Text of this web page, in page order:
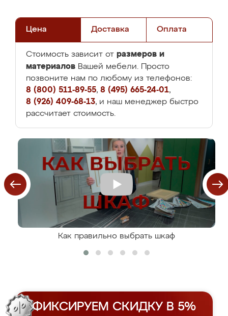
Цена Доставка Оплата
Стоимость зависит от размеров и
материалов Вашей мебели. Просто
позвоните нам по любому из телефонов:
8 (800) 511-89-55, 8 (495) 665-24-01,
8 (926) 409-68-13, и наш менеджер быстро
рассчитает стоимость.
Как правильно выбрать шкаф
ФИКСИРУЕМ СКИДКУ В 5%